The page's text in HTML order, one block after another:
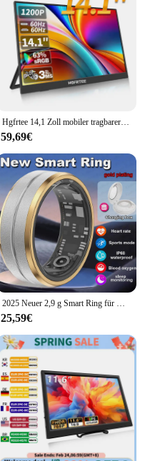
Hgfrtee 14,1 Zoll mobiler tragbarer Monitor ips zweiter Spiel bildschirm erweitertes Display für Laptop mit Halterung für Xbox/Himbeer-Pi
59,69€
2025 Neuer 2,9 g Smart Ring für Männer, Gesamtgesundheitsüberwachung, Übungsschritte, Taschenrechner, IP68, wasserdicht, GPS, Bewegungsverfolgung, Smartring für Frauen
25,59€